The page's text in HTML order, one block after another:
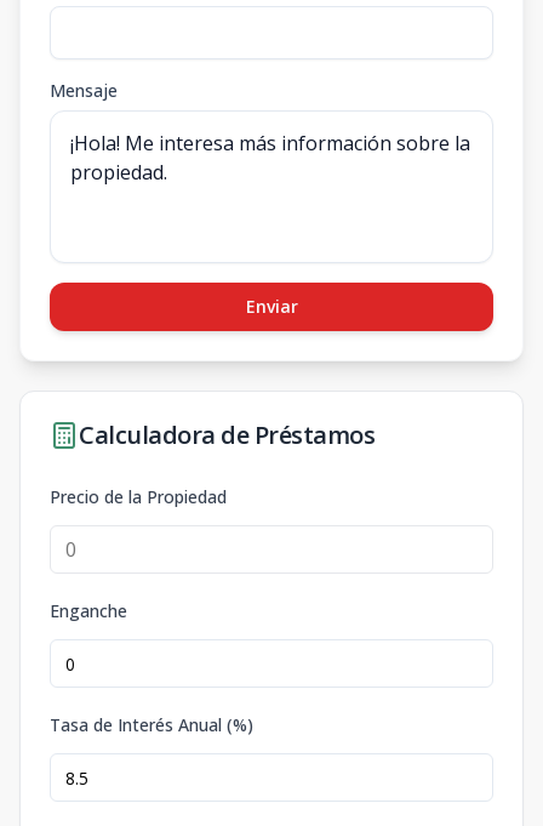
Mensaje
Enviar
Calculadora de Préstamos
Precio de la Propiedad
Enganche
Tasa de Interés Anual (%)